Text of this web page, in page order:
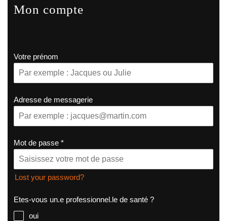
Mon compte
Votre prénom
Adresse de messagerie
Mot de passe *
Lost your password?
Etes-vous un.e professionnel.le de santé ?
oui